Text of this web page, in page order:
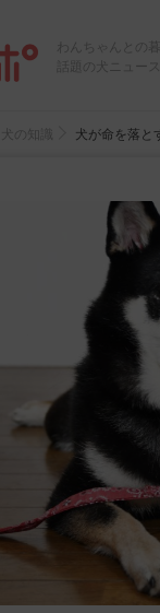
わんちゃんとの
話題の犬ニュー
犬の知識 犬が命を落と